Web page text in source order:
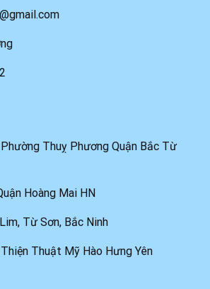
Thuỵ Phương Quận Bắc Từ
Hoàng Mai HN
Từ Sơn, Bắc Ninh
Thuật Mỹ Hào Hưng Yên